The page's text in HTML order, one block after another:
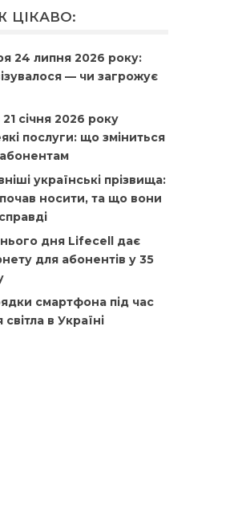
ЦІКАВО:
24 липня 2026 року:
— чи загрожує
21 січня 2026 року
послуги: що зміниться
українські прізвища:
почав носити, та що вони
дня Lifecell дає
для абонентів у 35
смартфона під час
в Україні